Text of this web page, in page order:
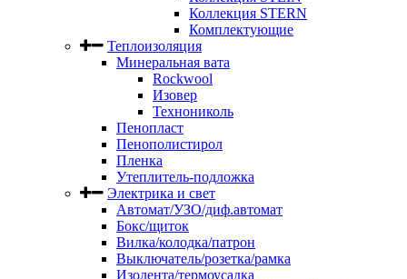
Коллекция STERN
Комплектующие
Теплоизоляция
Минеральная вата
Rockwool
Изовер
Технониколь
Пенопласт
Пенополистирол
Пленка
Утеплитель-подложка
Электрика и свет
Автомат/УЗО/диф.автомат
Бокс/щиток
Вилка/колодка/патрон
Выключатель/розетка/рамка
Изолента/термоусадка